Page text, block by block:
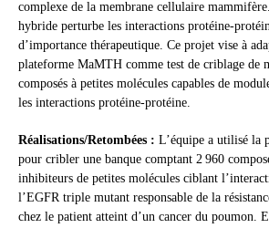
complexe de la membrane cellulaire
hybride perturbe les interactions protéine-
d’importance thérapeutique. Ce projet vise à
plateforme MaMTH comme test de criblage de
composés à petites molécules capables de
les interactions protéine-protéine.
Réalisations/Retombées : L’équipe a utilisé la
pour cribler une banque comptant 2 960
inhibiteurs de petites molécules ciblant
l’EGFR triple mutant responsable de la
chez le patient atteint d’un cancer du poumon.